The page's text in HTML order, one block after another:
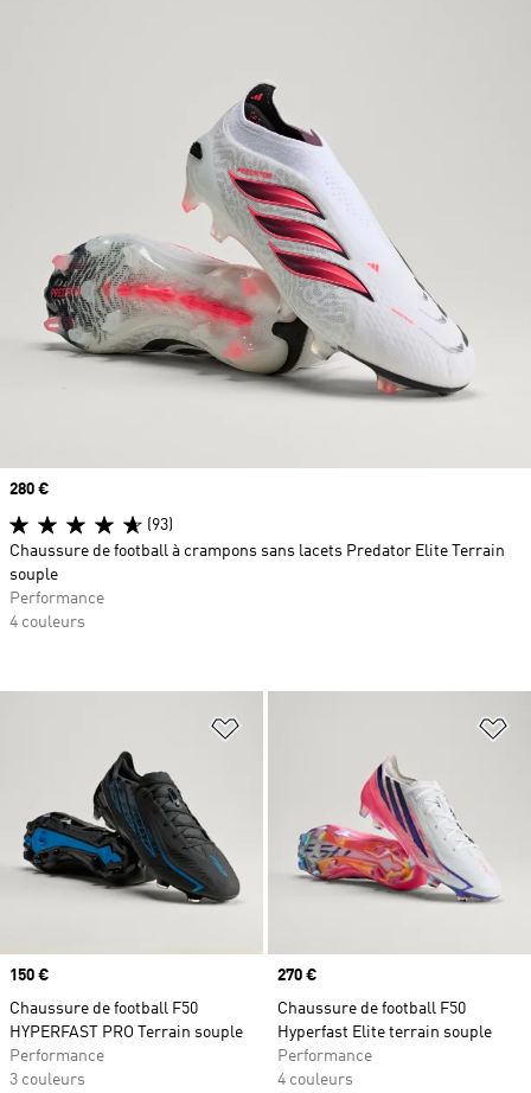
Ajouter à la Liste de produits
Prix
150 €
Chaussure de football F50
HYPERFAST PRO Terrain souple
Performance
3 couleurs
Prix
270 €
Chaussure de football F50
Hyperfast Elite terrain souple
Performance
4 couleurs
Prix
280 €
(93)
Chaussure de football à crampons sans lacets Predator Elite Terrain
souple
Performance
4 couleurs